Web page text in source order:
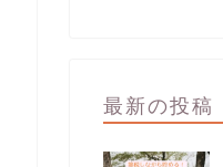
最新の投稿